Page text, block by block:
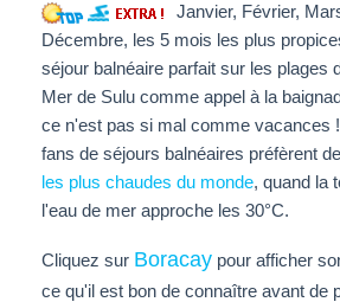
Janvier, Février,
Décembre, les 5 mois les plus
séjour balnéaire parfait sur les plages
Mer de Sulu comme appel à la
ce n'est pas si mal comme vacances
fans de séjours balnéaires préfèrent
les plus chaudes du monde, quand la
l'eau de mer approche les 30°C.
Cliquez sur Boracay pour afficher
ce qu'il est bon de connaître avant de